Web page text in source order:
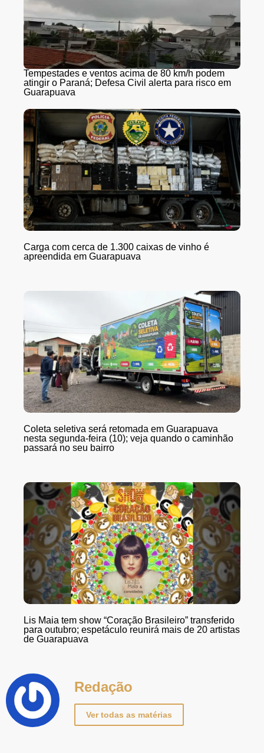
Tempestades e ventos acima de 80 km/h podem
atingir o Paraná; Defesa Civil alerta para risco em
Guarapuava
Carga com cerca de 1.300 caixas de vinho é
apreendida em Guarapuava
Coleta seletiva será retomada em Guarapuava
nesta segunda-feira (10); veja quando o caminhão
passará no seu bairro
Lis Maia tem show “Coração Brasileiro” transferido
para outubro; espetáculo reunirá mais de 20 artistas
de Guarapuava
Redação
Ver todas as matérias